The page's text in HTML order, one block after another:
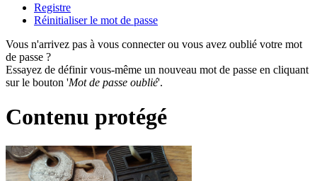
Registre
Réinitialiser le mot de passe
Vous n'arrivez pas à vous connecter ou vous avez oublié votre mot
de passe ?
Essayez de définir vous-même un nouveau mot de passe en cliquant
sur le bouton 'Mot de passe oublié'.
Contenu protégé